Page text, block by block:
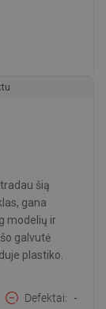
šią
gana
modelių ir
galvutė
plastiko.
Defektai -